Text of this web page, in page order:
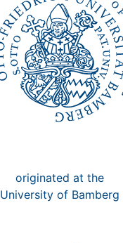
originated at the
University of Bamberg